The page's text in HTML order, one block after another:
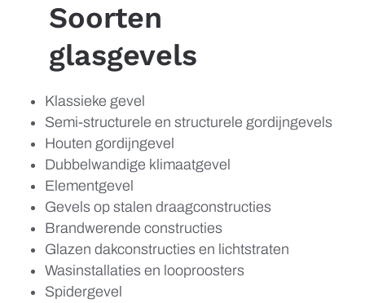
Soorten
glasgevels
Klassieke gevel
Semi-structurele en structurele gordijngevels
Houten gordijngevel
Dubbelwandige klimaatgevel
Elementgevel
Gevels op stalen draagconstructies
Brandwerende constructies
Glazen dakconstructies en lichtstraten
Wasinstallaties en looproosters
Spidergevel